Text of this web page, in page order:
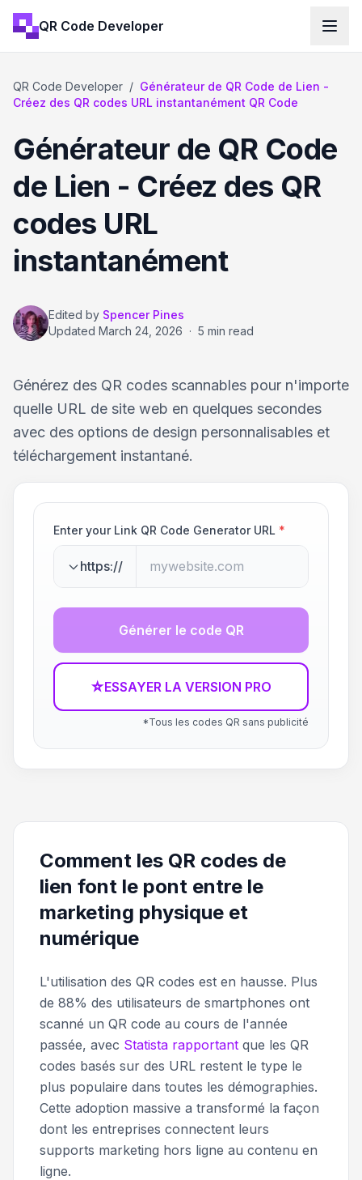
QR Code Developer
QR Code Developer / Générateur de QR Code de Lien -
Créez des QR codes URL instantanément QR Code
Générateur de QR Code
de Lien - Créez des QR
codes URL
instantanément
Edited by Spencer Pines
Updated March 24, 2026 · 5 min read
Générez des QR codes scannables pour n'importe
quelle URL de site web en quelques secondes
avec des options de design personnalisables et
téléchargement instantané.
Enter your Link QR Code Generator URL *
https://
Générer le code QR
☆ESSAYER LA VERSION PRO
*Tous les codes QR sans publicité
Comment les QR codes de
lien font le pont entre le
marketing physique et
numérique
L'utilisation des QR codes est en hausse. Plus
de 88% des utilisateurs de smartphones ont
scanné un QR code au cours de l'année
passée, avec Statista rapportant que les QR
codes basés sur des URL restent le type le
plus populaire dans toutes les démographies.
Cette adoption massive a transformé la façon
dont les entreprises connectent leurs
supports marketing hors ligne au contenu en
ligne.